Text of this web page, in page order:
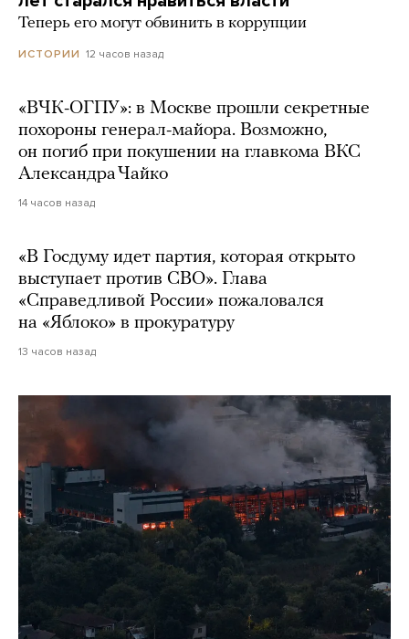
Теперь его могут обвинить в коррупции
ИСТОРИИ 12 часов назад
«ВЧК-ОГПУ»: в Москве прошли секретные
похороны генерал-майора. Возможно,
он погиб при покушении на главкома ВКС
Александра Чайко
14 часов назад
«В Госдуму идет партия, которая открыто
выступает против СВО». Глава
«Справедливой России» пожаловался
на «Яблоко» в прокуратуру
13 часов назад